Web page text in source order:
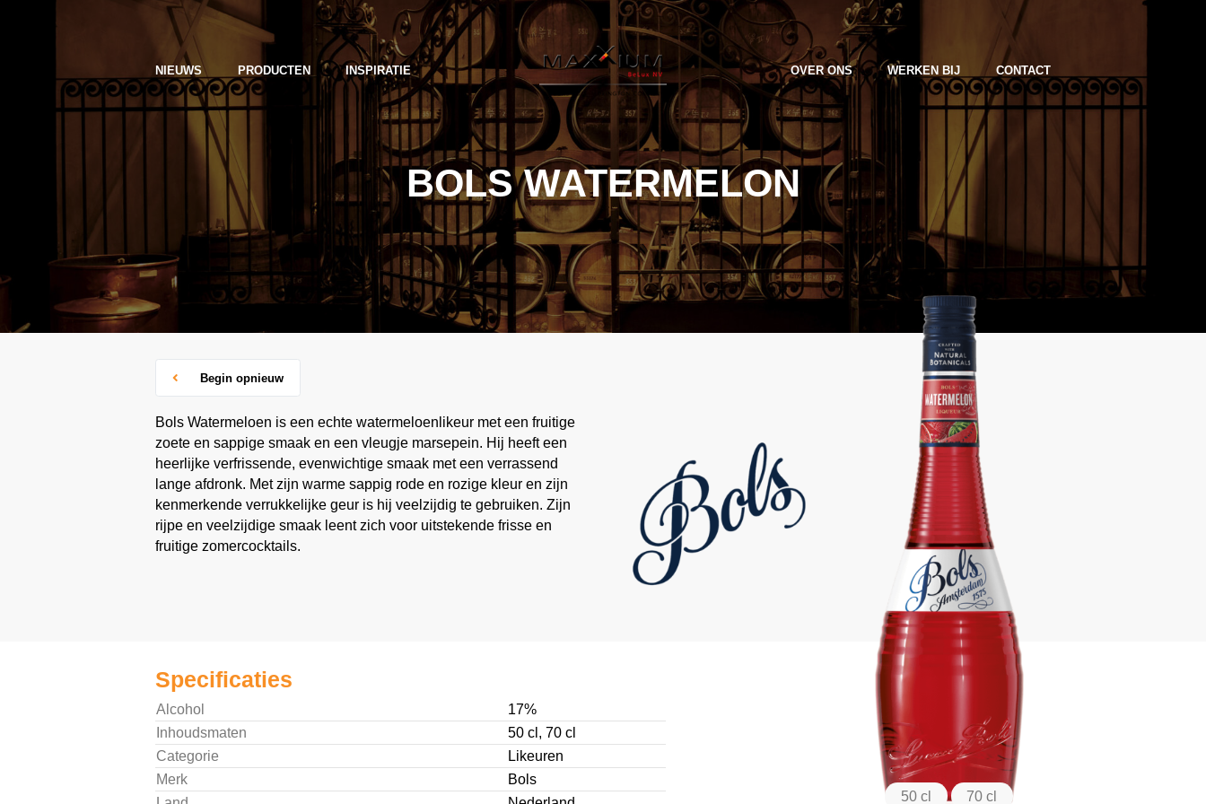
NIEUWS PRODUCTEN INSPIRATIE OVER ONS WERKEN BIJ CONTACT
BOLS WATERMELON
Begin opnieuw
Bols Watermeloen is een echte watermeloenlikeur met een fruitige
zoete en sappige smaak en een vleugje marsepein. Hij heeft een
heerlijke verfrissende, evenwichtige smaak met een verrassend
lange afdronk. Met zijn warme sappig rode en rozige kleur en zijn
kenmerkende verrukkelijke geur is hij veelzijdig te gebruiken. Zijn
rijpe en veelzijdige smaak leent zich voor uitstekende frisse en
fruitige zomercocktails.
Specificaties
Alcohol
17%
Inhoudsmaten
50 cl, 70 cl
Categorie
Likeuren
Merk
Bols
50 cl 70 cl